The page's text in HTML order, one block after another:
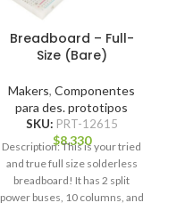
Breadboard – Full-
Size (Bare)
Makers, Componentes
para des. prototipos
SKU: PRT-12615
$8.330
Description: This is your tried
and true full size solderless
breadboard! It has 2 split
power buses, 10 columns, and